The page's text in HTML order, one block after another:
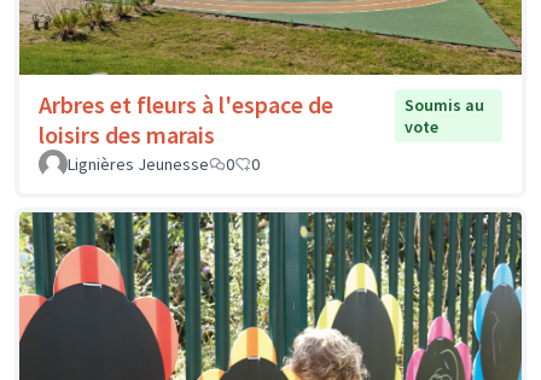
Arbres et fleurs à l'espace de
loisirs des marais
Soumis au
vote
Lignières Jeunesse
0 0